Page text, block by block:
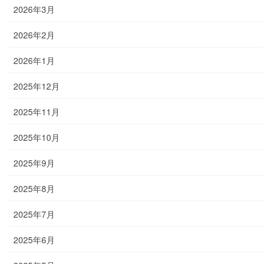
2026年3月
2026年2月
2026年1月
2025年12月
2025年11月
2025年10月
2025年9月
2025年8月
2025年7月
2025年6月